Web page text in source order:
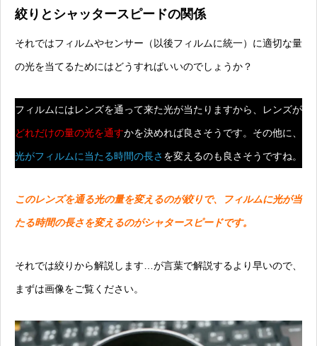
絞りとシャッタースピードの関係
それではフィルムやセンサー（以後フィルムに統一）に適切な量
の光を当てるためにはどうすればいいのでしょうか？
フィルムにはレンズを通って来た光が当たりますから、レンズが
どれだけの量の光を通すかを決めれば良さそうです。その他に、
光がフィルムに当たる時間の長さ を変えるのも良さそうですね。
このレンズを通る光の量を変えるのが絞りで、フィルムに光が当
たる時間の長さを変えるのがシャタースピードです。
それでは絞りから解説します…が言葉で解説するより早いので、
まずは画像をご覧ください。